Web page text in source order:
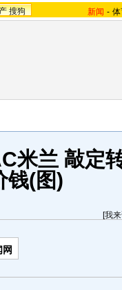
搜狗 新闻 -
米兰 敲定
钱(图)
[我